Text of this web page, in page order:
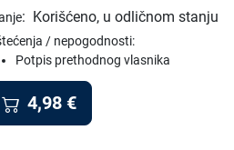
: Korišćeno, u odličnom stanju
/ nepogodnosti:
Potpis prethodnog vlasnika
4,98 €